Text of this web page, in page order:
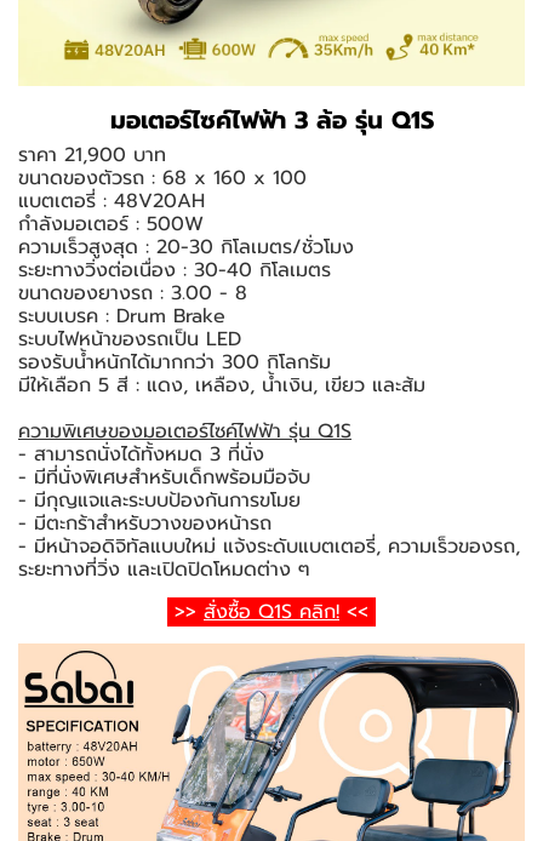
มอเตอร์ไซค์ไฟฟ้า 3 ล้อ รุ่น Q1S
ราคา 21,900 บาท
ขนาดของตัวรถ : 68 x 160 x 100
แบตเตอรี่ : 48V20AH
กำลังมอเตอร์ : 500W
ความเร็วสูงสุด : 20-30 กิโลเมตร/ชั่วโมง
ระยะทางวิ่งต่อเนื่อง : 30-40 กิโลเมตร
ขนาดของยางรถ : 3.00 - 8
ระบบเบรค : Drum Brake
ระบบไฟหน้าของรถเป็น LED
รองรับน้ำหนักได้มากกว่า 300 กิโลกรัม
มีให้เลือก 5 สี : แดง, เหลือง, น้ำเงิน, เขียว และส้ม
ความพิเศษของมอเตอร์ไซค์ไฟฟ้า รุ่น Q1S
- สามารถนั่งได้ทั้งหมด 3 ที่นั่ง
- มีที่นั่งพิเศษสำหรับเด็กพร้อมมือจับ
- มีกุญแจและระบบป้องกันการขโมย
- มีตะกร้าสำหรับวางของหน้ารถ
- มีหน้าจอดิจิทัลแบบใหม่ แจ้งระดับแบตเตอรี่, ความเร็วของรถ,
ระยะทางที่วิ่ง และเปิดปิดโหมดต่าง ๆ
>> สั่งซื้อ Q1S คลิก! <<